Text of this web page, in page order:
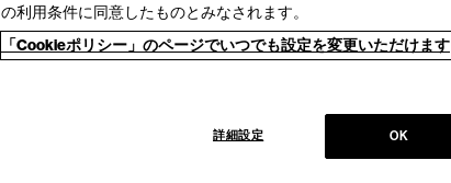
の利用条件に同意したものとみなされます。
「Cookieポリシー」のページでいつでも設定を変更いただけます
OK
詳細設定